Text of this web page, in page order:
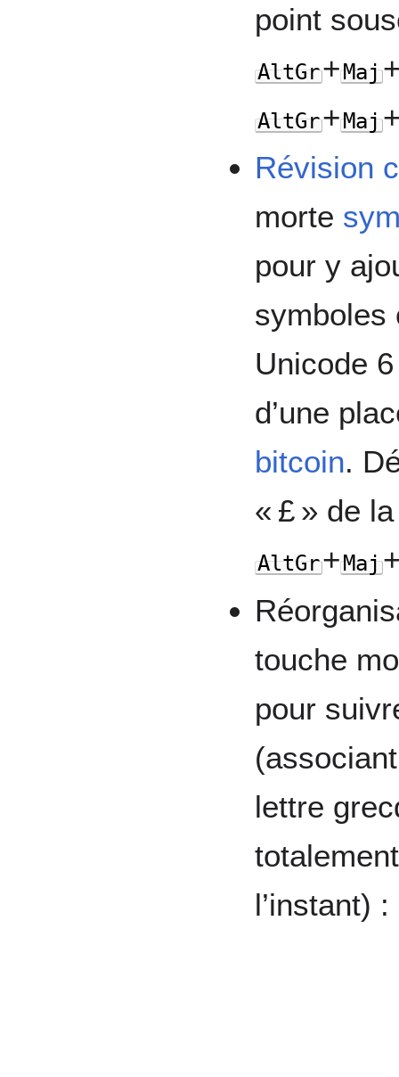
point
AltGr+Maj
AltGr+Maj
Révision
morte
pour y
symboles
Unicode
d’une
bitcoin.
« £ » de
AltGr+Maj
touche
pour
lettre
l’instant) :